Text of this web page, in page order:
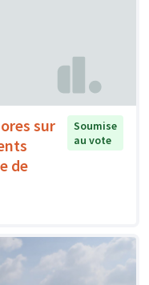
sur
de
Soumise
au vote